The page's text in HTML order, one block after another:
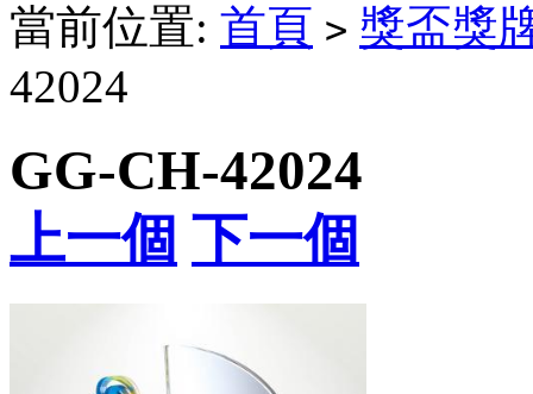
當前位置: 首頁 > 獎盃獎
42024
GG-CH-42024
上一個 下一個